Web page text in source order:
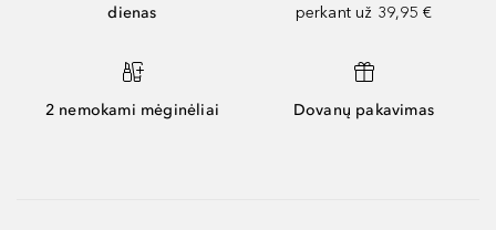
dienas
perkant už 39,95 €
2 nemokami mėginėliai Dovanų pakavimas